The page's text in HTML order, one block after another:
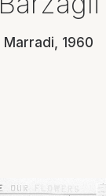
Marradi, 1960